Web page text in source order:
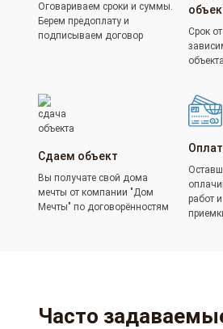
Оговариваем сроки и суммы.
Берем предоплату и
подписываем договор
Срок
объекта
Сдаем объект
Вы получате свой дома
мечты от компании "Дом
Мечты" по договорённостям
работ
Часто